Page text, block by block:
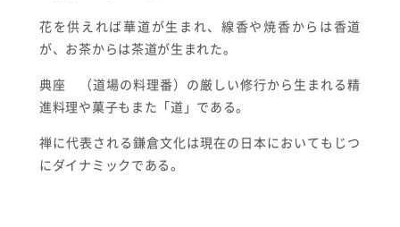
花を供えれば華道が生まれ、線香や焼香からは香道
が、お茶からは茶道が生まれた。
典座 （道場の料理番）の厳しい修行から生まれる精
進料理や菓子もまた「道」である。
禅に代表される鎌倉文化は現在の日本においてもじつ
にダイナミックである。